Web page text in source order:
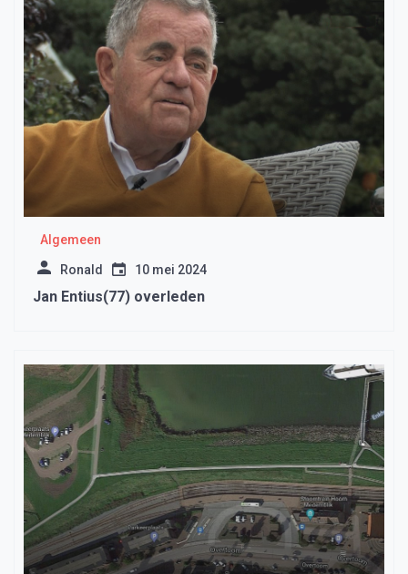
Algemeen
Ronald 10 mei 2024
Jan Entius(77) overleden